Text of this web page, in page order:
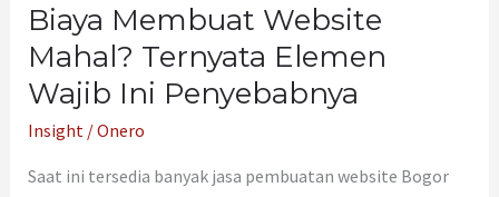
Biaya Membuat Website
Mahal? Ternyata Elemen
Wajib Ini Penyebabnya
Insight/Onero
Saat ini tersedia banyak jasa pembuatan website Bogor